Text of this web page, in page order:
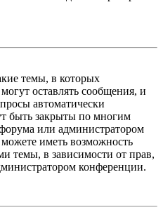
темы, в которых
оставлять сообщения, и
автоматически
быть закрыты по многим
или администратором
иметь возможность
темы, в зависимости от прав,
конференции.